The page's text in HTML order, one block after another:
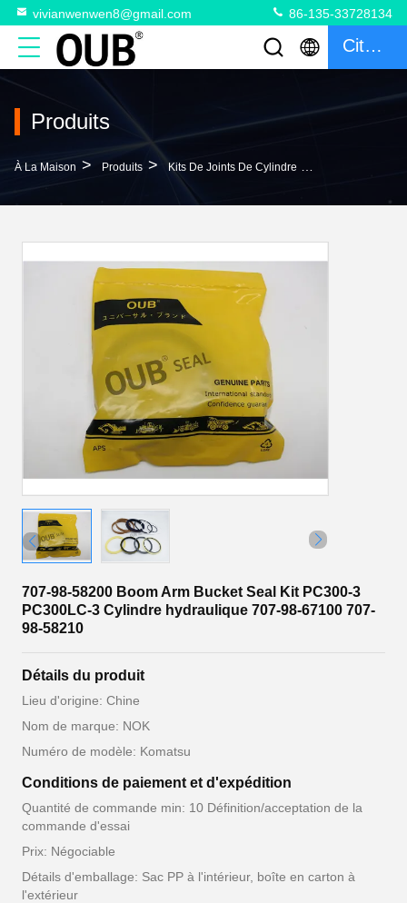
vivianwenwen8@gmail.com 86-135-33728134
Citation
Produits
À La Maison > Produits > Kits De Joints De Cylindre >
707-98-58200 Boom Arm Bucket Seal Kit PC300-3
PC300LC-3 Cylindre hydraulique 707-98-67100 707-
98-58210
Détails du produit
Lieu d'origine: Chine
Nom de marque: NOK
Numéro de modèle: Komatsu
Conditions de paiement et d'expédition
Quantité de commande min: 10 Définition/acceptation de la
commande d'essai
Prix: Négociable
Détails d'emballage: Sac PP à l'intérieur, boîte en carton à
l'extérieur